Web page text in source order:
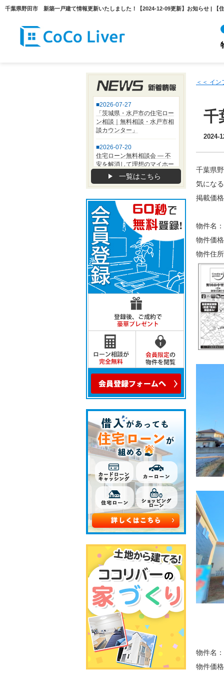
＜＜ イ
千
2024-
千葉県
気にな
掲載価
物件名
物件価
物件住
物件名
物件価
一覧はこちら